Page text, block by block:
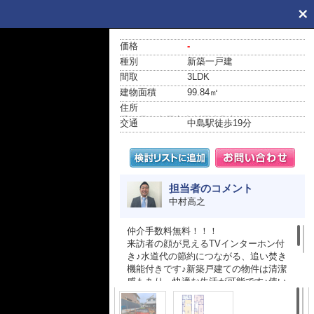
価格
-
種別
新築一戸建
間取
3LDK
建物面積
99.84㎡
住所
愛知県名古屋市中川区中野新町６丁目8-1
交通 中島駅徒歩19分
担当者のコメント
中村高之
仲介手数料無料！！！
来訪者の顔が見えるTVインターホン付
き♪水道代の節約につながる、追い焚き
機能付きです♪新築戸建ての物件は清潔
感もあり、快適な生活が可能です♪使い
やすくおしゃれでニーズの高いシステ
ムキッチン付きの物件です♪住まい探し